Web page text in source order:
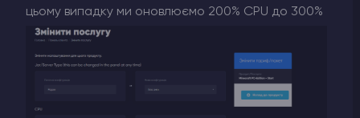
цьому випадку ми оновлюємо 200% CPU до 300%